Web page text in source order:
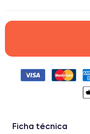
Ficha técnica